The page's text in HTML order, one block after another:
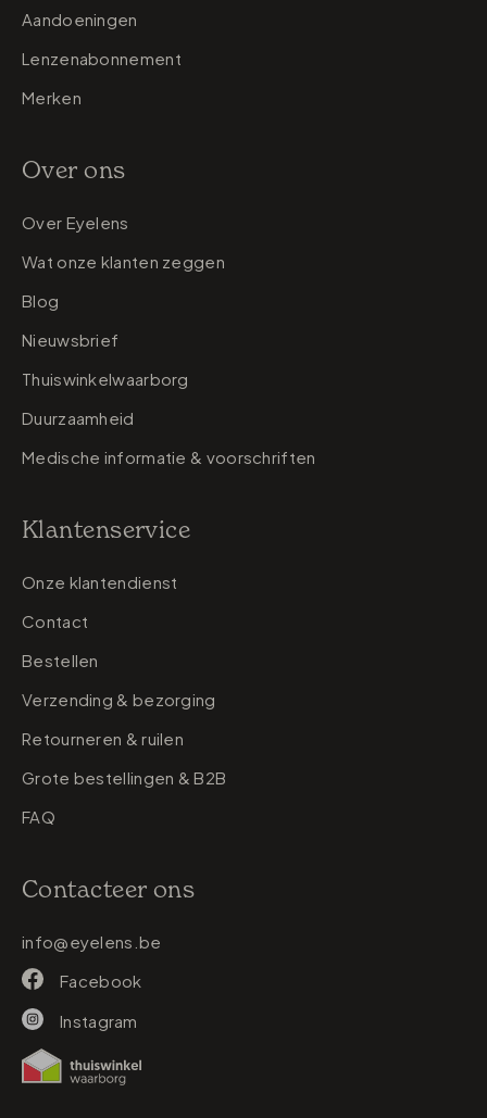
Aandoeningen
Lenzenabonnement
Merken
Over ons
Over Eyelens
Wat onze klanten zeggen
Blog
Nieuwsbrief
Thuiswinkelwaarborg
Duurzaamheid
Medische informatie & voorschriften
Klantenservice
Onze klantendienst
Contact
Bestellen
Verzending & bezorging
Retourneren & ruilen
Grote bestellingen & B2B
FAQ
Contacteer ons
info@eyelens.be
Facebook
Instagram